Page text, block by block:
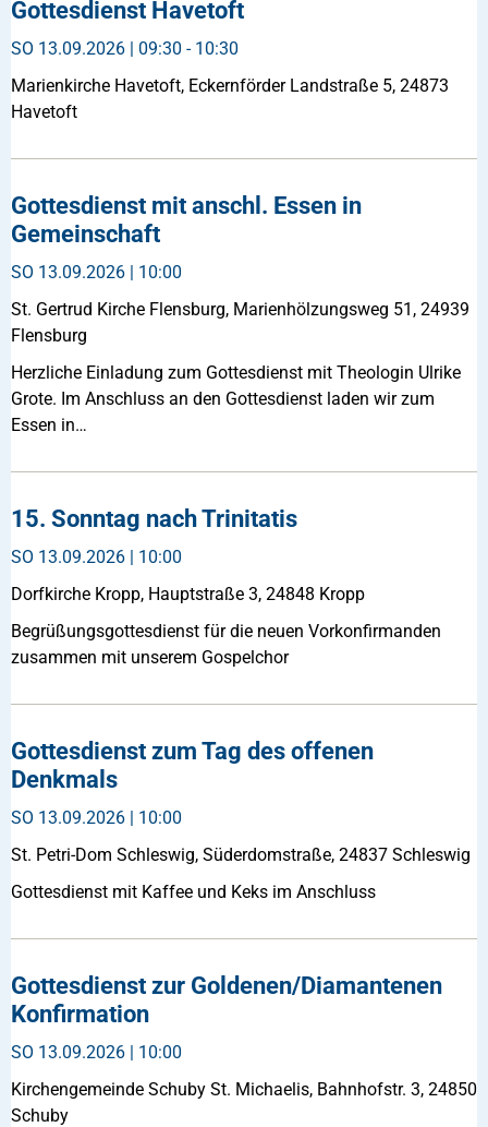
Gottesdienst Havetoft
SO 13.09.2026 | 09:30 - 10:30
Marienkirche Havetoft, Eckernförder Landstraße 5, 24873
Havetoft
Gottesdienst mit anschl. Essen in
Gemeinschaft
SO 13.09.2026 | 10:00
St. Gertrud Kirche Flensburg, Marienhölzungsweg 51, 24939
Flensburg
Herzliche Einladung zum Gottesdienst mit Theologin Ulrike
Grote. Im Anschluss an den Gottesdienst laden wir zum
Essen in…
15. Sonntag nach Trinitatis
SO 13.09.2026 | 10:00
Dorfkirche Kropp, Hauptstraße 3, 24848 Kropp
Begrüßungsgottesdienst für die neuen Vorkonfirmanden
zusammen mit unserem Gospelchor
Gottesdienst zum Tag des offenen
Denkmals
SO 13.09.2026 | 10:00
St. Petri-Dom Schleswig, Süderdomstraße, 24837 Schleswig
Gottesdienst mit Kaffee und Keks im Anschluss
Gottesdienst zur Goldenen/Diamantenen
Konfirmation
SO 13.09.2026 | 10:00
Kirchengemeinde Schuby St. Michaelis, Bahnhofstr. 3, 24850
Schuby